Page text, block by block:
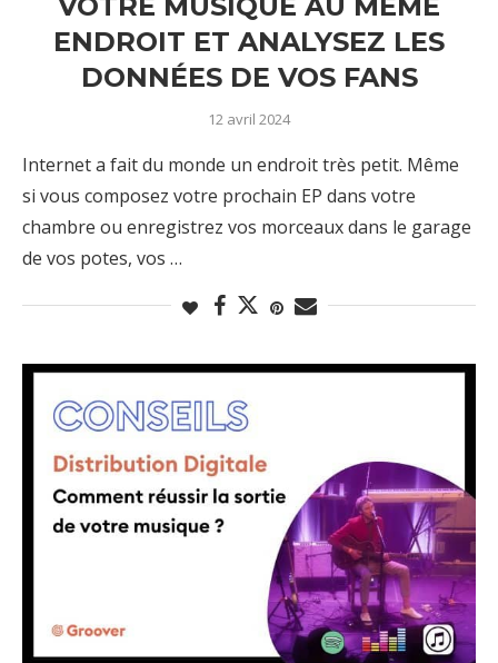
ENDROIT ET ANALYSEZ LES
DONNÉES DE VOS FANS
12 avril 2024
Internet a fait du monde un endroit très petit. Même
si vous composez votre prochain EP dans votre
chambre ou enregistrez vos morceaux dans le garage
de vos potes, vos …